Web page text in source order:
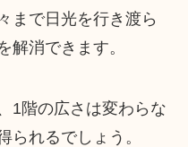
まで日光を行き渡ら
解消できます。
1階の広さは変わらな
られるでしょう。